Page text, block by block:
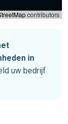
contributors
in
uw bedrijf